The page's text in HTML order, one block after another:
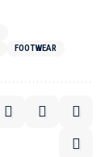
FOOTWEAR